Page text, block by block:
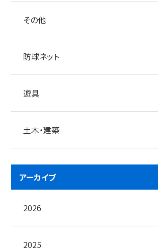
その他
防球ネット
遊具
土木・建築
アーカイブ
2026
2025